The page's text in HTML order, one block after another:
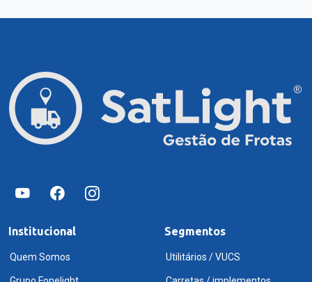
Institucional
Quem Somos
Segmentos
Utilitários / VUCS